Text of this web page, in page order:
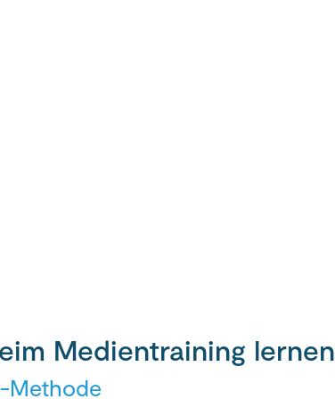
Medientraining lernen
Methode